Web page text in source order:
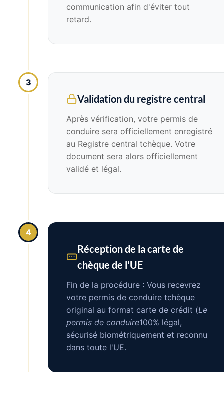
communication afin d'éviter tout
retard.
3
Validation du registre central
Après vérification, votre permis de
conduire sera officiellement enregistré
au Registre central tchèque. Votre
document sera alors officiellement
validé et légal.
4
Réception de la carte de
chèque de l'UE
Fin de la procédure : Vous recevrez
votre permis de conduire tchèque
original au format carte de crédit (Le
permis de conduire100% légal,
sécurisé biométriquement et reconnu
dans toute l'UE.